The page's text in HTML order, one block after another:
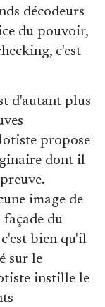
décodeurs
du pouvoir,
c'est
d'autant plus
propose
dont il
image de
du
bien qu'il
sur le
instille le